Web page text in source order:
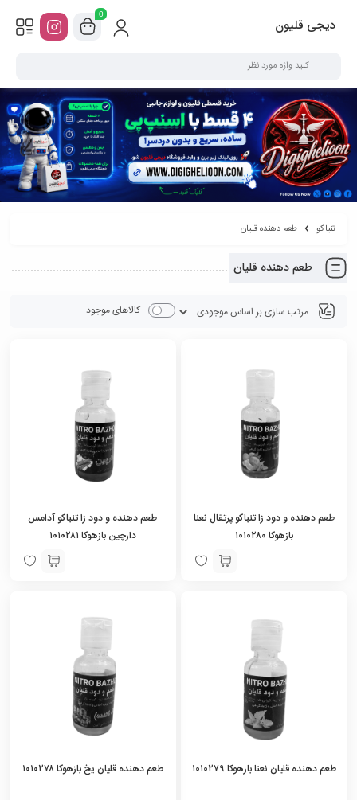
دیجی قلیون
0
تنباکو طعم دهنده قلیان
طعم دهنده قلیان
کالاهای موجود
طعم دهنده و دود زا تنباکو پرتقال نعنا
بازهوکا ۱۰۱۰۲۸۰
طعم دهنده و دود زا تنباکو آدامس
دارچین بازهوکا ۱۰۱۰۲۸۱
طعم دهنده قلیان نعنا بازهوکا ۱۰۱۰۲۷۹ طعم دهنده قلیان یخ بازهوکا ۱۰۱۰۲۷۸